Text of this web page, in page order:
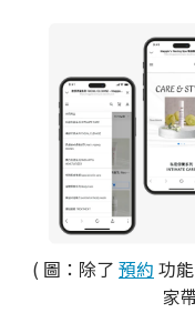
( 圖：除了 預約 功
家